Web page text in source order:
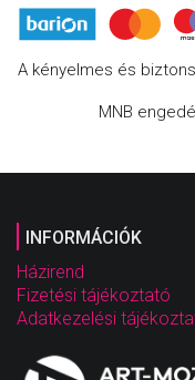
A kényelmes és
MNB
INFORMÁCIÓK
Házirend
Fizetési tájékoztató
Adatkezelési